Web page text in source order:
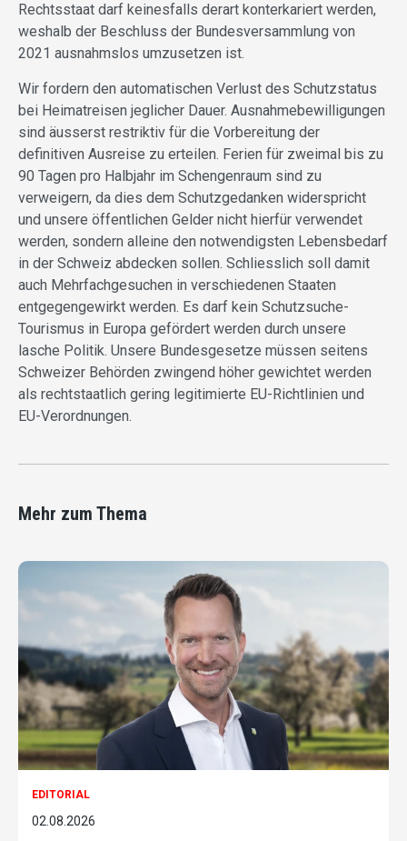
Rechtsstaat darf keinesfalls derart konterkariert werden,
weshalb der Beschluss der Bundesversammlung von
2021 ausnahmslos umzusetzen ist.
Wir fordern den automatischen Verlust des Schutzstatus
bei Heimatreisen jeglicher Dauer. Ausnahmebewilligungen
sind äusserst restriktiv für die Vorbereitung der
definitiven Ausreise zu erteilen. Ferien für zweimal bis zu
90 Tagen pro Halbjahr im Schengenraum sind zu
verweigern, da dies dem Schutzgedanken widerspricht
und unsere öffentlichen Gelder nicht hierfür verwendet
werden, sondern alleine den notwendigsten Lebensbedarf
in der Schweiz abdecken sollen. Schliesslich soll damit
auch Mehrfachgesuchen in verschiedenen Staaten
entgegengewirkt werden. Es darf kein Schutzsuche-
Tourismus in Europa gefördert werden durch unsere
lasche Politik. Unsere Bundesgesetze müssen seitens
Schweizer Behörden zwingend höher gewichtet werden
als rechtstaatlich gering legitimierte EU-Richtlinien und
EU-Verordnungen.
Mehr zum Thema
EDITORIAL
02.08.2026